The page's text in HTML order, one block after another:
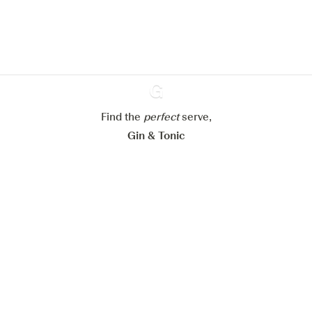
Ginventory
Find the perfectserve,
Gin & Tonic
Mijn cookie-instellingen aanpassen
Alles weigeren Alles aanvaarden